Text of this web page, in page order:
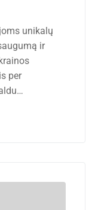
unikalų
ir
per